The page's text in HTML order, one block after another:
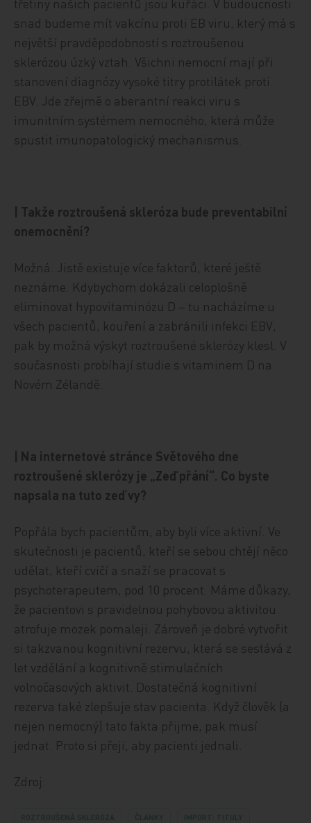
snad budeme mít vakcínu proti EB viru, který má s
největší pravděpodobností s roztroušenou
sklerózou úzký vztah. Všichni nemocní mají při
stanovení diagnózy vysoké titry protilátek proti
EBV. Jde zřejmě o aberantní reakci viru s
imunitním systémem nemocného, která může
spustit imunopatologický mechanismus.
| Takže roztroušená skleróza bude preventabilní
onemocnění?
Možná. Jistě existuje více faktorů, které ještě
neznáme. Kdybychom dokázali celoplošně
eliminovat hypovitaminózu D – tu nacházíme u
všech pacientů, kouření a zabránili infekci EBV,
pak by možná výskyt roztroušené sklerózy klesl. V
současnosti probíhají studie s vitaminem D na
Novém Zélandě.
| Na internetové stránce Světového dne
roztroušené sklerózy je „Zeď přání“. Co byste
napsala na tuto zeď vy?
Popřála bych pacientům, aby byli více aktivní. Ve
skutečnosti je pacientů, kteří se sebou chtějí něco
udělat, kteří cvičí a snaží se pracovat s
psychoterapeutem, pod 10 procent. Máme důkazy,
že pacientovi s pravidelnou pohybovou aktivitou
atrofuje mozek pomaleji. Zároveň je dobré vytvořit
si takzvanou kognitivní rezervu, která se sestává z
let vzdělání a kognitivně stimulačních
volnočasových aktivit. Dostatečná kognitivní
rezerva také zlepšuje stav pacienta. Když člověk (a
nejen nemocný) tato fakta přijme, pak musí
jednat. Proto si přeji, aby pacienti jednali.
Zdroj:
ROZTROUŠENÁ SKLERÓZA ČLÁNKY IMPORT: TITULY